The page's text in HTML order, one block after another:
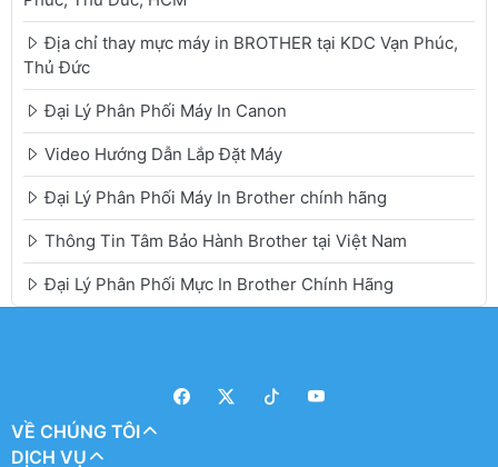
Địa chỉ thay mực máy in BROTHER tại KDC Vạn Phúc,
Thủ Đức
Đại Lý Phân Phối Máy In Canon
Video Hướng Dẫn Lắp Đặt Máy
Đại Lý Phân Phối Máy In Brother chính hãng
Thông Tin Tâm Bảo Hành Brother tại Việt Nam
Đại Lý Phân Phối Mực In Brother Chính Hãng
VỀ CHÚNG TÔI
DỊCH VỤ